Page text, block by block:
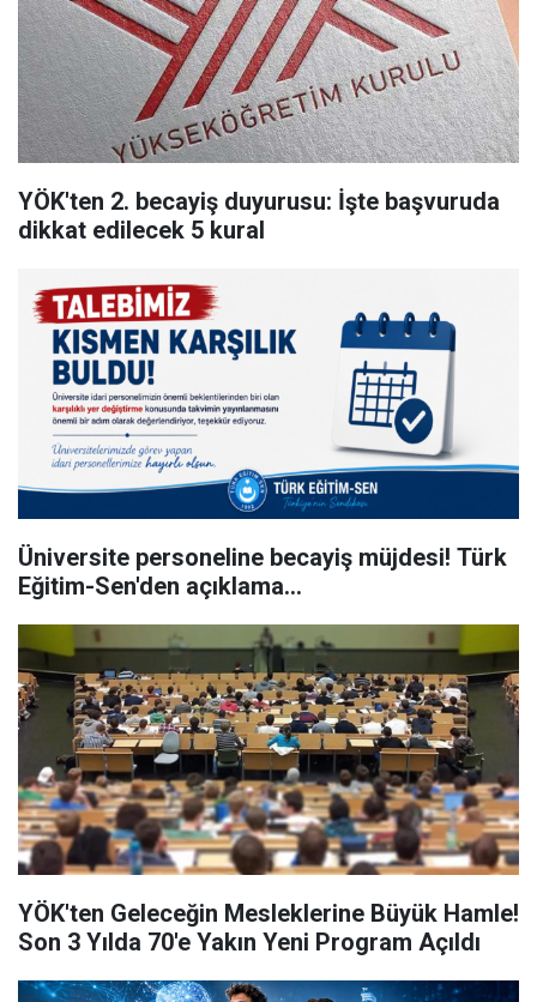
YÖK'ten 2. becayiş duyurusu: İşte başvuruda
dikkat edilecek 5 kural
Üniversite personeline becayiş müjdesi! Türk
Eğitim-Sen'den açıklama...
YÖK'ten Geleceğin Mesleklerine Büyük Hamle!
Son 3 Yılda 70'e Yakın Yeni Program Açıldı